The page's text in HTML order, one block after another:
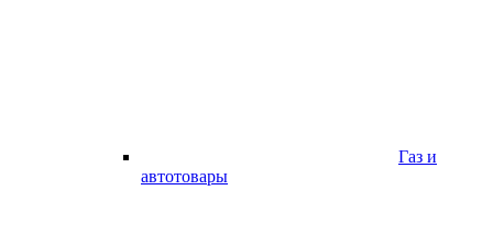
Газ и
автотовары